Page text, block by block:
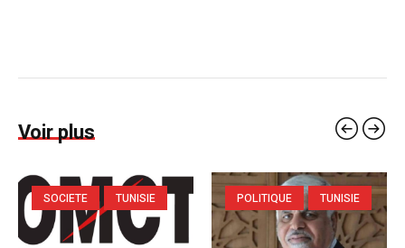
Voir plus
SOCIETE TUNISIE POLITIQUE TUNISIE